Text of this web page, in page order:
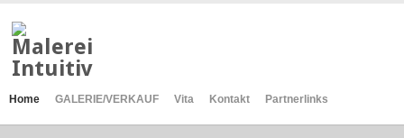
Home GALERIE/VERKAUF Vita Kontakt Partnerlinks